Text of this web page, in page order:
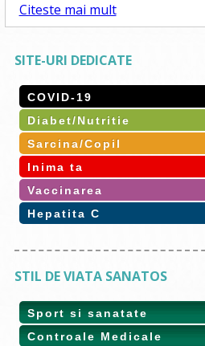
Citeste mai mult
SITE-URI DEDICATE
COVID-19
Diabet/Nutritie
Sarcina/Copil
Inima ta
Vaccinarea
Hepatita C
STIL DE VIATA SANATOS
Sport si sanatate
Controale Medicale